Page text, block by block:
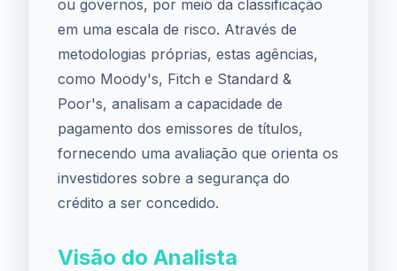
ou governos, por meio da classificação
em uma escala de risco. Através de
metodologias próprias, estas agências,
como Moody's, Fitch e Standard &
Poor's, analisam a capacidade de
pagamento dos emissores de títulos,
fornecendo uma avaliação que orienta os
investidores sobre a segurança do
crédito a ser concedido.
Visão do Analista